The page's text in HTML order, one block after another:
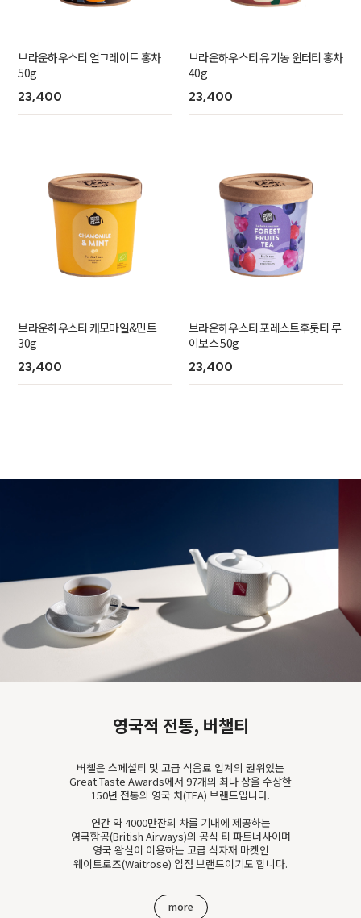
브라운하우스티 얼그레이트 홍차
50g
23,400
브라운하우스티 유기농 윈터티 홍차
40g
23,400
브라운하우스티 캐모마일&민트
30g
23,400
브라운하우스티 포레스트후룻티 루
이보스 50g
23,400
영국적 전통, 버챌티
버챌은 스페셜티 및 고급 식음료 업계의 권위있는
Great Taste Awards에서 97개의 최다 상을 수상한
150년 전통의 영국 차(TEA) 브랜드입니다.
연간 약 4000만잔의 차를 기내에 제공하는
영국항공(British Airways)의 공식 티 파트너사이며
영국 왕실이 이용하는 고급 식자재 마켓인
웨이트로즈(Waitrose) 입점 브랜드이기도 합니다.
more